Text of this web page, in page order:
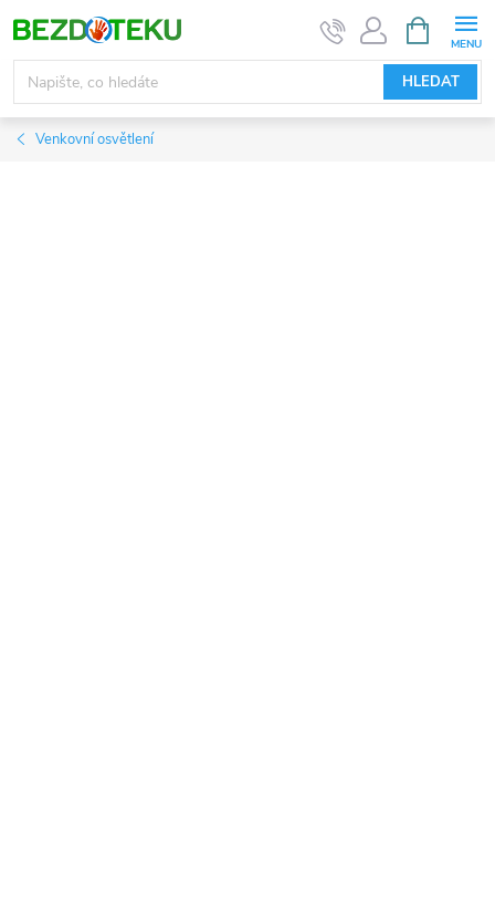
na
obsah
HLEDAT
NÁKUPNÍ
KOŠÍK
Venkovní osvětlení